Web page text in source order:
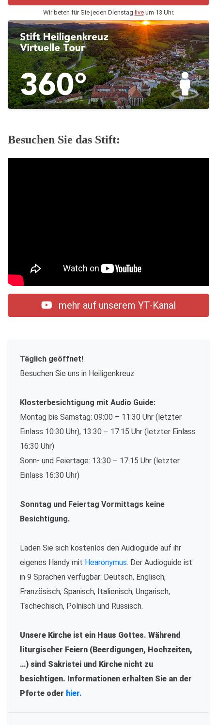
Wir beten für Sie jeden Dienstag liveum 13 Uhr.
Besuchen Sie das Stift:
mehr auf unserem YT-Kanal
Täglich geöffnet!
Besuchen Sie uns in Heiligenkreuz
Klosterbesichtigung mit Audio Guide:
Montag bis Samstag: 09:00 – 11:30 Uhr (letzter
Einlass 10:30 Uhr), 13:30 – 17:15 Uhr (letzter Einlass
16:30 Uhr)
Sonn- und Feiertage: 13:30 – 17:15 Uhr (letzter
Einlass 16:30 Uhr)
Sonntag und Feiertag Vormittags keine
Besichtigung.
Laden Sie sich kostenlos den Audioguide auf ihr
eigenes Handy mit Hearonymus. Der Audioguide ist
in 9 Sprachen verfügbar: Deutsch, Englisch,
Französisch, Spanisch, Italienisch, Ungarisch,
Tschechisch, Polnisch und Russisch.
Unsere Kirche ist ein Haus Gottes. Während
liturgischer Feiern (Beerdigungen, Hochzeiten,
…) sind Sakristei und Kirche nicht zu
besichtigen. Informationen erhalten Sie an der
Pforte oder hier.